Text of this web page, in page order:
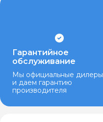
Гарантийное
обслуживание
Мы официальные дилеры
и даем гарантию
производителя